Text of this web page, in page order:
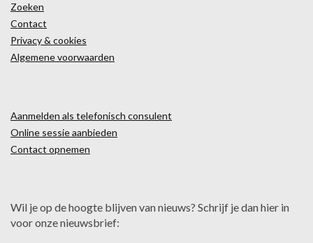
Zoeken
Contact
Privacy & cookies
Algemene voorwaarden
Aanmelden als telefonisch consulent
Online sessie aanbieden
Contact opnemen
Wil je op de hoogte blijven van nieuws? Schrijf je dan hier in
voor onze nieuwsbrief: